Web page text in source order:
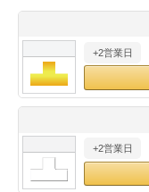
＆盛り上げ印刷
型マル型印刷
ード印刷
印刷
形マル型
1
2 3
8 9 10
14
15 16 17
28
29 30
+2営業日
+2営業日